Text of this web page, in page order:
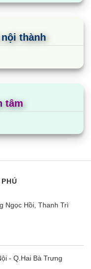
thành
tâm
Ngọc Hồi, Thanh Trì
- Q.Hai Bà Trưng